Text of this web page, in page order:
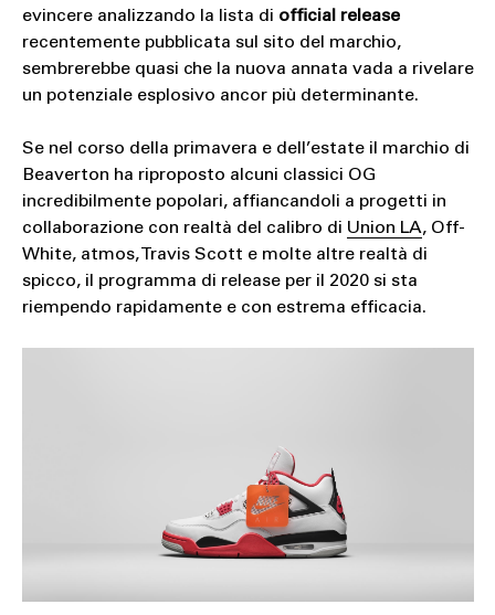
evincere analizzando la lista di official release
recentemente pubblicata sul sito del marchio,
sembrerebbe quasi che la nuova annata vada a rivelare
un potenziale esplosivo ancor più determinante.
Se nel corso della primavera e dell’estate il marchio di
Beaverton ha riproposto alcuni classici OG
incredibilmente popolari, affiancandoli a progetti in
collaborazione con realtà del calibro di Union LA, Off-
White, atmos, Travis Scott e molte altre realtà di
spicco, il programma di release per il 2020 si sta
riempendo rapidamente e con estrema efficacia.